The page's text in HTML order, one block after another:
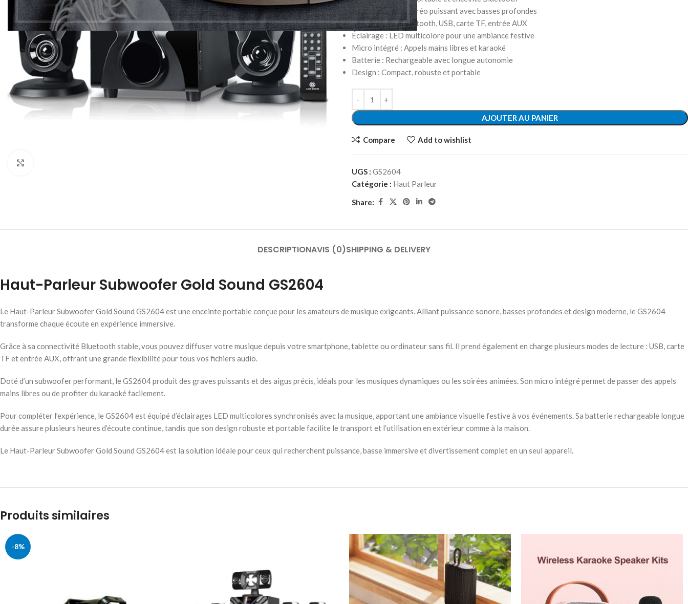
Puissance : Son stéréo puissant avec basses profondes
Connectivité : Bluetooth, USB, carte TF, entrée AUX
Éclairage : LED multicolore pour une ambiance festive
Micro intégré : Appels mains libres et karaoké
Batterie : Rechargeable avec longue autonomie
Design : Compact, robuste et portable
AJOUTER AU PANIER
Compare Add to wishlist
UGS : GS2604
Catégorie : Haut Parleur
Share:
DESCRIPTIONAVIS (0)SHIPPING & DELIVERY
Haut-Parleur Subwoofer Gold Sound GS2604
Le Haut-Parleur Subwoofer Gold Sound GS2604 est une enceinte portable conçue pour les amateurs de musique exigeants. Alliant puissance sonore, basses profondes et design moderne, le GS2604
transforme chaque écoute en expérience immersive.
Grâce à sa connectivité Bluetooth stable, vous pouvez diffuser votre musique depuis votre smartphone, tablette ou ordinateur sans fil. Il prend également en charge plusieurs modes de lecture : USB, carte
TF et entrée AUX, offrant une grande flexibilité pour tous vos fichiers audio.
Doté d’un subwoofer performant, le GS2604 produit des graves puissants et des aigus précis, idéals pour les musiques dynamiques ou les soirées animées. Son micro intégré permet de passer des appels
mains libres ou de profiter du karaoké facilement.
Pour compléter l’expérience, le GS2604 est équipé d’éclairages LED multicolores synchronisés avec la musique, apportant une ambiance visuelle festive à vos événements. Sa batterie rechargeable longue
durée assure plusieurs heures d’écoute continue, tandis que son design robuste et portable facilite le transport et l’utilisation en extérieur comme à la maison.
Le Haut-Parleur Subwoofer Gold Sound GS2604 est la solution idéale pour ceux qui recherchent puissance, basse immersive et divertissement complet en un seul appareil.
Produits similaires
-8%